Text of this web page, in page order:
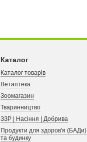
Каталог
Каталог товарів
Ветаптека
Зоомагазин
Тваринництво
ЗЗР | Насіння | Добрива
Продукти для здоров'я (БАДи)
та будинку